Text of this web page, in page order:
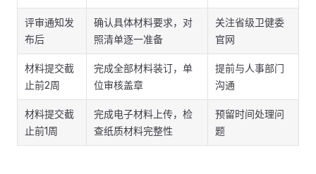
评审通知发
布后
确认具体材料要求，对
照清单逐一准备
关注省级卫健委
官网
材料提交截
止前2周
完成全部材料装订，单
位审核盖章
提前与人事部门
沟通
材料提交截
止前1周
完成电子材料上传，检
查纸质材料完整性
预留时间处理问
题